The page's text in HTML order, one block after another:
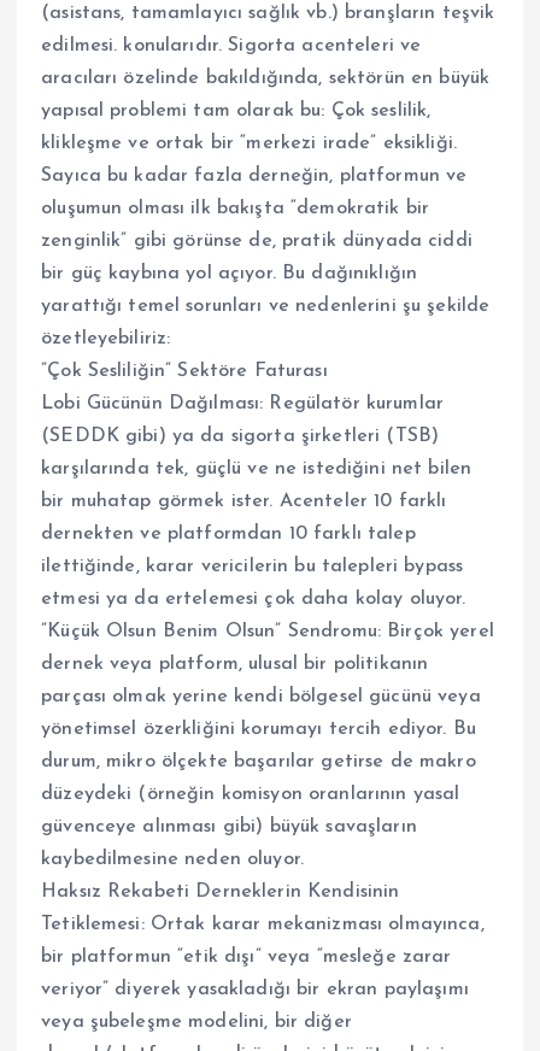
(asistans, tamamlayıcı sağlık vb.) branşların teşvik
edilmesi. konularıdır. Sigorta acenteleri ve
aracıları özelinde bakıldığında, sektörün en büyük
yapısal problemi tam olarak bu: Çok seslilik,
klikleşme ve ortak bir “merkezi irade” eksikliği.
​Sayıca bu kadar fazla derneğin, platformun ve
oluşumun olması ilk bakışta “demokratik bir
zenginlik” gibi görünse de, pratik dünyada ciddi
bir güç kaybına yol açıyor. Bu dağınıklığın
yarattığı temel sorunları ve nedenlerini şu şekilde
özetleyebiliriz:
​”Çok Sesliliğin” Sektöre Faturası
​Lobi Gücünün Dağılması: Regülatör kurumlar
(SEDDK gibi) ya da sigorta şirketleri (TSB)
karşılarında tek, güçlü ve ne istediğini net bilen
bir muhatap görmek ister. Acenteler 10 farklı
dernekten ve platformdan 10 farklı talep
ilettiğinde, karar vericilerin bu talepleri bypass
etmesi ya da ertelemesi çok daha kolay oluyor.
​”Küçük Olsun Benim Olsun” Sendromu: Birçok yerel
dernek veya platform, ulusal bir politikanın
parçası olmak yerine kendi bölgesel gücünü veya
yönetimsel özerkliğini korumayı tercih ediyor. Bu
durum, mikro ölçekte başarılar getirse de makro
düzeydeki (örneğin komisyon oranlarının yasal
güvenceye alınması gibi) büyük savaşların
kaybedilmesine neden oluyor.
​Haksız Rekabeti Derneklerin Kendisinin
Tetiklemesi: Ortak karar mekanizması olmayınca,
bir platformun “etik dışı” veya “mesleğe zarar
veriyor” diyerek yasakladığı bir ekran paylaşımı
veya şubeleşme modelini, bir diğer